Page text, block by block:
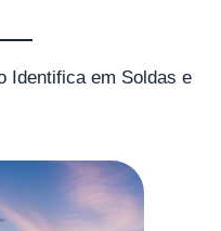
Identifica em Soldas e